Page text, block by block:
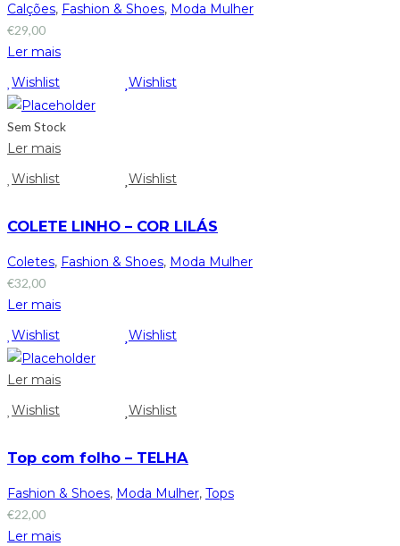
Calções, Fashion & Shoes, Moda Mulher
€29,00
Ler mais
Wishlist
Wishlist
Sem Stock
Ler mais
Wishlist
Wishlist
COLETE LINHO – COR LILÁS
Coletes, Fashion & Shoes, Moda Mulher
€32,00
Ler mais
Wishlist
Wishlist
Ler mais
Wishlist
Wishlist
Top com folho – TELHA
Fashion & Shoes, Moda Mulher, Tops
€22,00
Ler mais